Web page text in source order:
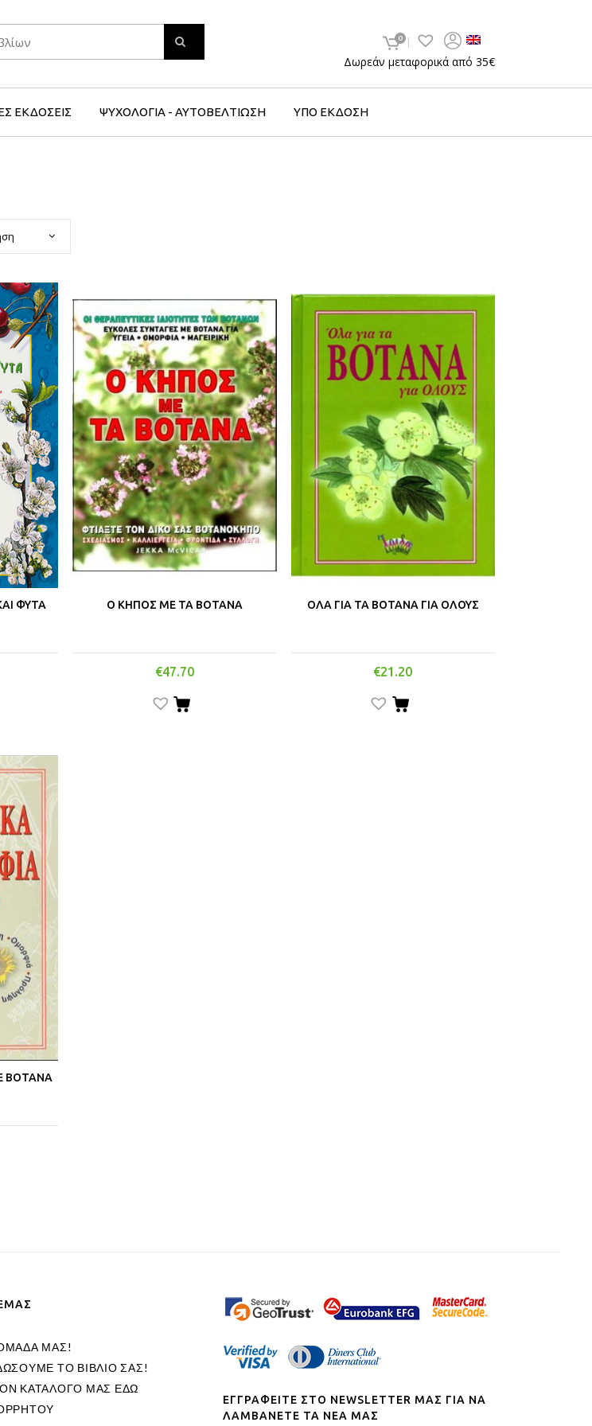
Δωρεάν μεταφορικά από 35€
0
ΕΚΔΟΣΕΙΣ ΨΥΧΟΛΟΓΙΑ - ΑΥΤΟΒΕΛΤΙΩΣΗ ΥΠΟ ΕΚΔΟΣΗ
ΦΥΤΑ Ο ΚΗΠΟΣ ΜΕ ΤΑ ΒΟΤΑΝΑ
€47.70
ΟΛΑ ΓΙΑ ΤΑ ΒΟΤΑΝΑ ΓΙΑ ΟΛΟΥΣ
€21.20
ΒΟΤΑΝΑ
ΜΑΣ!
ΤΟ ΒΙΒΛΙΟ ΣΑΣ!
ΚΑΤΑΛΟΓΟ ΜΑΣ ΕΔΩ
ΕΓΓΡΑΦΕΙΤΕ ΣΤΟ NEWSLETTER ΜΑΣ ΓΙΑ ΝΑ
ΛΑΜΒΑΝΕΤΕ ΤΑ ΝΕΑ ΜΑΣ